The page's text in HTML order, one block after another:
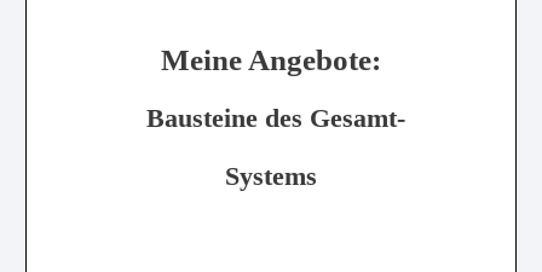
Meine Angebote:
Bausteine des Gesamt-
Systems